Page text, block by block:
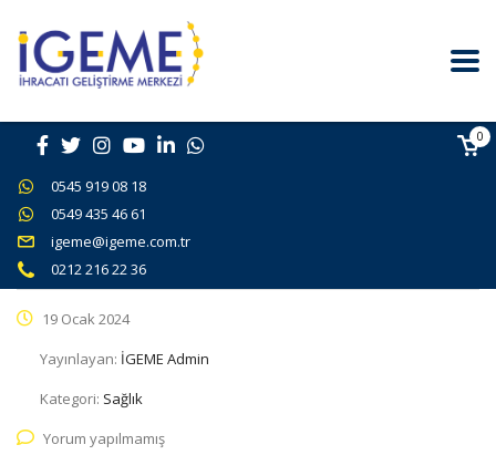
0545 919 08 18
0549 435 46 61
igeme@igeme.com.tr
0212 216 22 36
0
19 Ocak 2024
Yayınlayan: İGEME Admin
Kategori: Sağlık
Yorum yapılmamış